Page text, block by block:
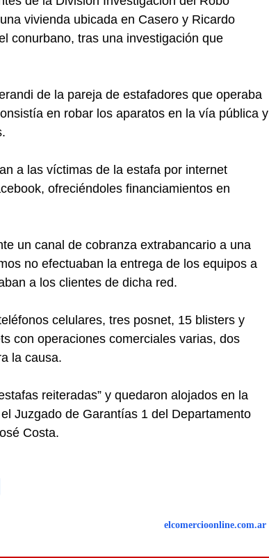
vivienda ubicada en Casero y Ricardo
conurbano, tras una investigación que
de la pareja de estafadores que operaba
en robar los aparatos en la vía pública y
a las víctimas de la estafa por internet
ofreciéndoles financiamientos en
un canal de cobranza extrabancario a una
no efectuaban la entrega de los equipos a
a los clientes de dicha red.
celulares, tres posnet, 15 blisters y
con operaciones comerciales varias, dos
la causa.
reiteradas” y quedaron alojados en la
Juzgado de Garantías 1 del Departamento
Costa.
elcomercioonline.com.ar